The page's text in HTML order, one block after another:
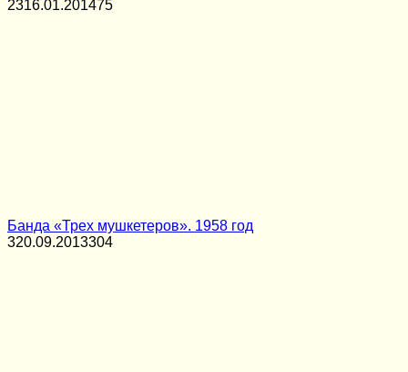
2316.01.201475
Банда «Трех мушкетеров». 1958 год
320.09.2013304